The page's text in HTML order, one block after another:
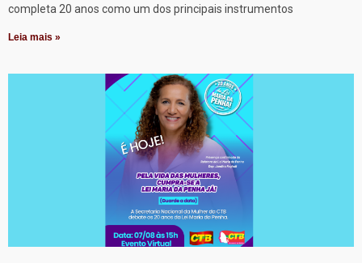
completa 20 anos como um dos principais instrumentos
Leia mais »